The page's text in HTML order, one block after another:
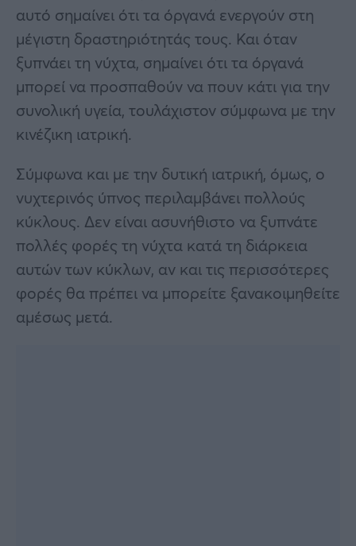
αυτό σημαίνει ότι τα όργανά ενεργούν στη
μέγιστη δραστηριότητάς τους. Και όταν
ξυπνάει τη νύχτα, σημαίνει ότι τα όργανά
μπορεί να προσπαθούν να πουν κάτι για την
συνολική υγεία, τουλάχιστον σύμφωνα με την
κινέζικη ιατρική.
Σύμφωνα και με την δυτική ιατρική, όμως, ο
νυχτερινός ύπνος περιλαμβάνει πολλούς
κύκλους. Δεν είναι ασυνήθιστο να ξυπνάτε
πολλές φορές τη νύχτα κατά τη διάρκεια
αυτών των κύκλων, αν και τις περισσότερες
φορές θα πρέπει να μπορείτε ξανακοιμηθείτε
αμέσως μετά.